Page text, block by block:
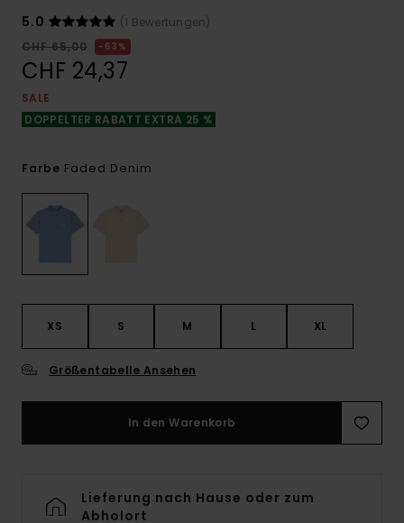
5.0
(1 Bewertungen)
CHF 65,00
63%
CHF 24,37
SALE
DOPPELTER RABATT EXTRA 25 %
Farbe Faded Denim
XS S M L XL
Größentabelle Ansehen
In den Warenkorb
Lieferung nach Hause oder zum
Abholort